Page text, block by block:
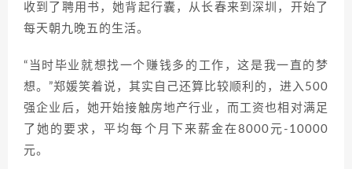
收到了聘用书，她背起行囊，从长春来到深圳，开始了
每天朝九晚五的生活。
“当时毕业就想找一个赚钱多的工作，这是我一直的梦
想。”郑媛笑着说，其实自己还算比较顺利的，进入500
强企业后，她开始接触房地产行业，而工资也相对满足
了她的要求，平均每个月下来薪金在8000元-10000
元。